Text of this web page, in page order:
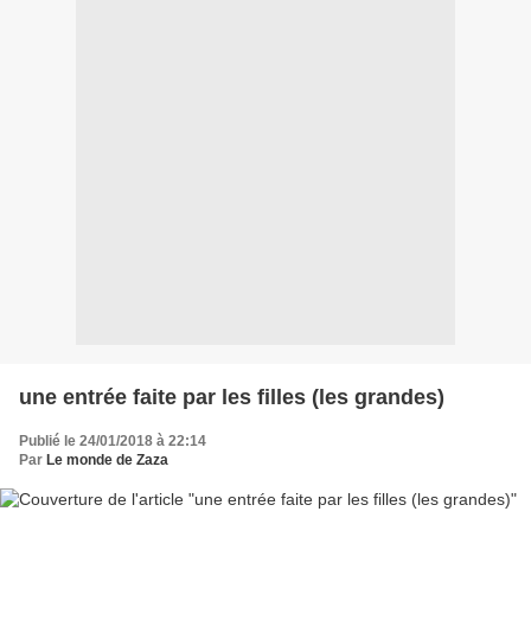
une entrée faite par les filles (les grandes)
Publié le 24/01/2018 à 22:14
Par Le monde de Zaza